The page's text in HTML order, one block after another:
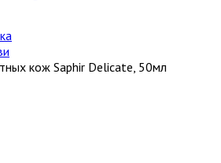
кож Saphir Delicate, 50мл